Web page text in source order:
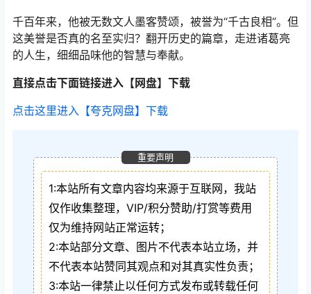
千百年来，他被无数文人墨客赞颂，被誉为“千古良相”。但
这美誉是否真的名至实归？翻开历史的篇章，走进诸葛亮
的人生，细细品味他的智慧与奉献。
直接点击下面链接进入【网盘】下载
点击这里进入【夸克网盘】下载
重要声明
1:本站所有文章内容均来源于互联网，我站
仅作收集整理，VIP/积分赞助/打赏等费用
仅为维持网站正常运转；
2:本站部分文章、图片不代表本站立场，并
不代表本站赞同其观点和对其真实性负责；
3:本站一律禁止以任何方式发布或转载任何